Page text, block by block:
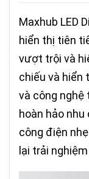
Maxhub LED
hiển thị tiên
vượt trội và
chiếu và hiển
và công nghệ
hoàn hảo
công điện
lại trải